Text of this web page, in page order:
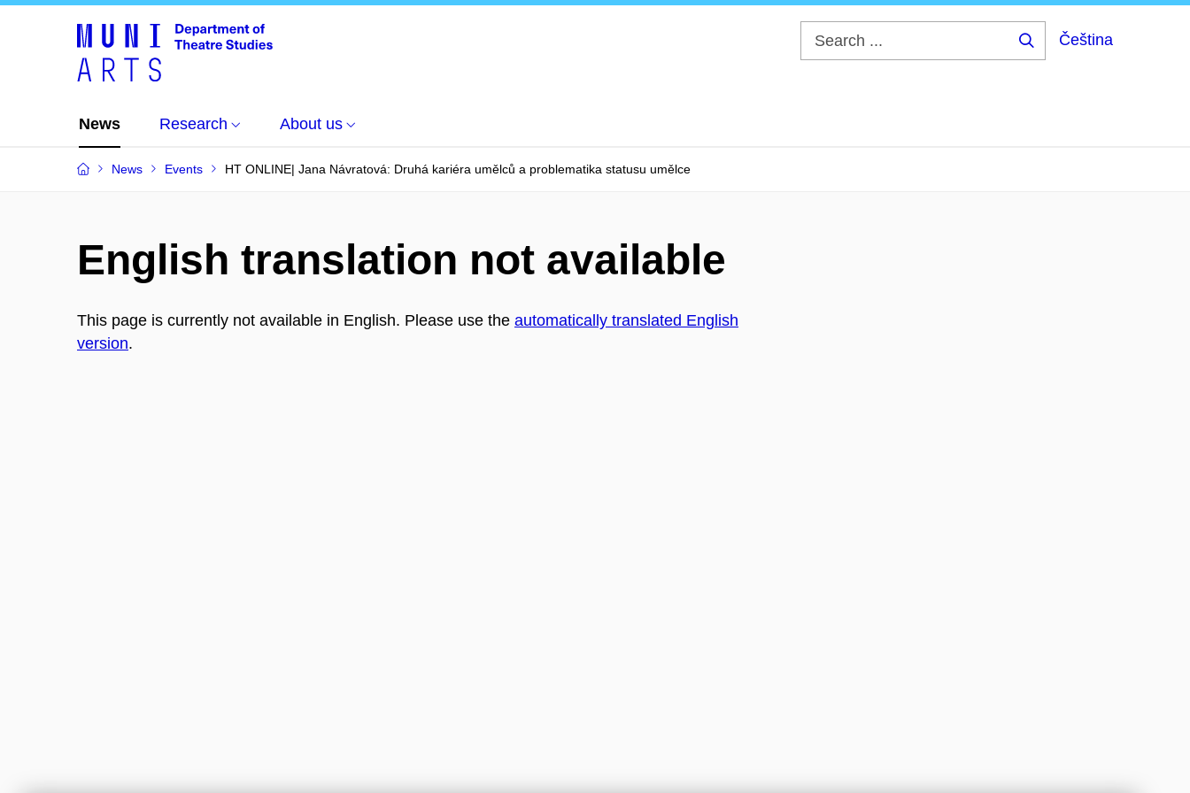
Čeština
News Research About us
News Events HT ONLINE| Jana Návratová: Druhá kariéra umělců a problematika statusu umělce
English translation not available
This page is currently not available in English. Please use the automatically translated English
version.